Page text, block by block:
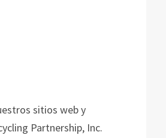
sitios web y
Partnership, Inc.